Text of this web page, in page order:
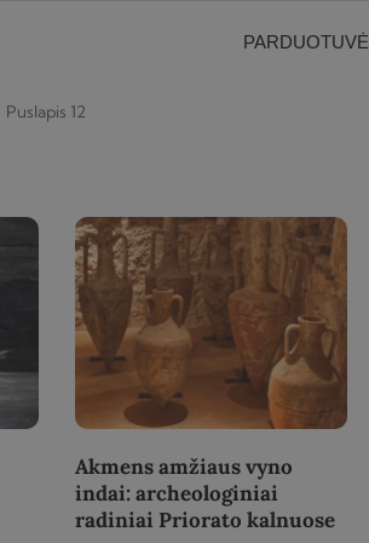
PARDUOTUVĖ
Puslapis 12
Akmens amžiaus vyno
indai: archeologiniai
radiniai Priorato kalnuose